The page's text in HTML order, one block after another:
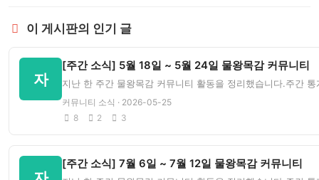
이 게시판의 인기 글
자
[주간 소식] 5월 18일 ~ 5월 24일 물왕목감 커뮤니티
지난 한 주간 물왕목감 커뮤니티 활동을 정리했습니다.주간
커뮤니티 소식 · 2026-05-25
8
2 3
[주간 소식] 7월 6일 ~ 7월 12일 물왕목감 커뮤니티